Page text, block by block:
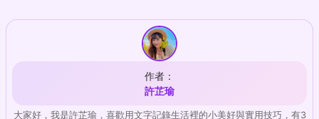
作者：
許芷瑜
大家好，我是許芷瑜，喜歡用文字記錄生活裡的小美好與實用技巧，有3